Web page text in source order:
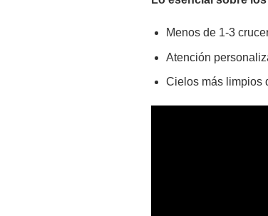
Menos de 1-3
Atención
Cielos más limpios